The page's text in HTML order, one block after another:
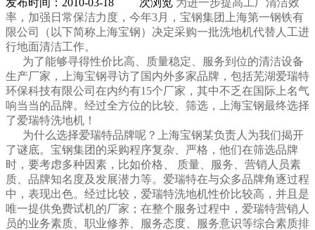
率，加强日常保洁力度，今年3月，宝钢集团上海第一钢铁有
限公司（以下简称上海宝钢）决定采购一批洗地机代替人工进
行地面清洁工作。
为了能够寻得性价比高、质量稳定、服务到位的清洁设备
生产厂家，上海宝钢寻访了国内外多家品牌，包括芜湖爱瑞特
环保科技有限公司在内约有15个厂家，其中不乏在国际上名气
响当当的品牌。经过全方位的比较、筛选，上海宝钢最终选择
了爱瑞特洗地机！
为什么选择爱瑞特品牌呢？上海宝钢某负责人为我们揭开
了谜底。宝钢集团的采购程序复杂、严格，他们在筛选品牌
时，要考虑多种因素，比如价格、 质量、服务、营销人员素
质、品牌知名度及发展潜力等。爱瑞特在与众多品牌角逐过程
中，表现出色。经过比较，爱瑞特洗地机性价比较高，并且是
唯一提供免费试机的厂家；在整个服务过程中，爱瑞特营销人
员的业务素质、职业修养、服务态度、服务意识等综合素质排